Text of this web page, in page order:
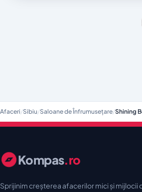
Afaceri/Sibiu/Saloane de Înfrumusețare/Shining
Kompas.ro
Sprijinim creșterea afacerilor mici și mijlocii